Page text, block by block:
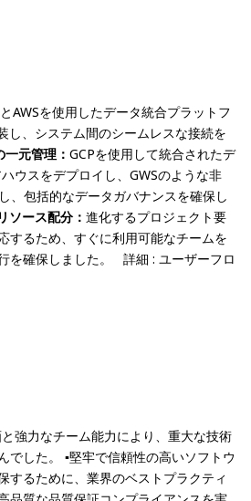
AWSを使用したデータ統合プラットフ
し、システム間のシームレスな接続を
元管理： GCPを使用して統合されたデ
ウスをデプロイし、GWSのような非
、包括的なデータガバナンスを確保し
ソース配分： 進化するプロジェクト要
するため、すぐに利用可能なチームを
を確保しました。
詳細 : ユーザーフロ
強力なチーム能力により、重大な技術
でした。
▪️堅牢で信頼性の高いソフトウ
するために、業界のベストプラクティ